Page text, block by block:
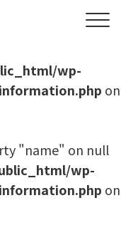
on value of
wp-
on
"name" on null
wp-
on